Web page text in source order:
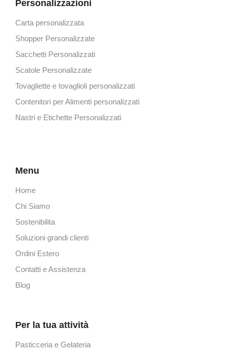
Personalizzazioni
Carta personalizzata
Shopper Personalizzate
Sacchetti Personalizzati
Scatole Personalizzate
Tovagliette e tovaglioli personalizzati
Contenitori per Alimenti personalizzati
Nastri e Etichette Personalizzati
Menu
Home
Chi Siamo
Sostenibilita
Soluzioni grandi clienti
Ordini Estero
Contatti e Assistenza
Blog
Per la tua attività
Pasticceria e Gelateria